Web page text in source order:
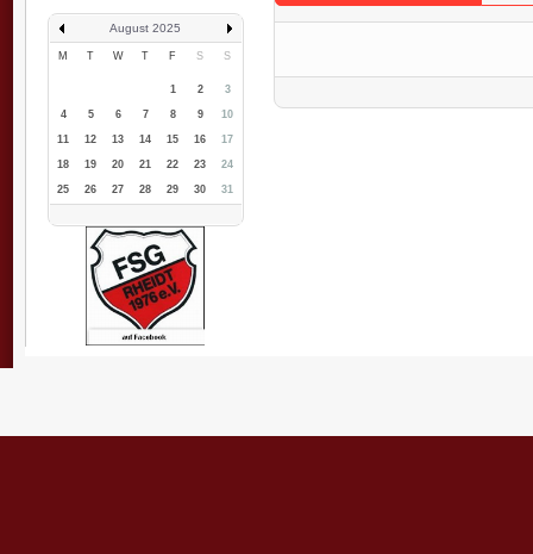
August 2025
M T W T F S S
1 2 3
4 5 6 7 8 9 10
11 12 13 14 15 16 17
18 19 20 21 22 23 24
25 26 27 28 29 30 31